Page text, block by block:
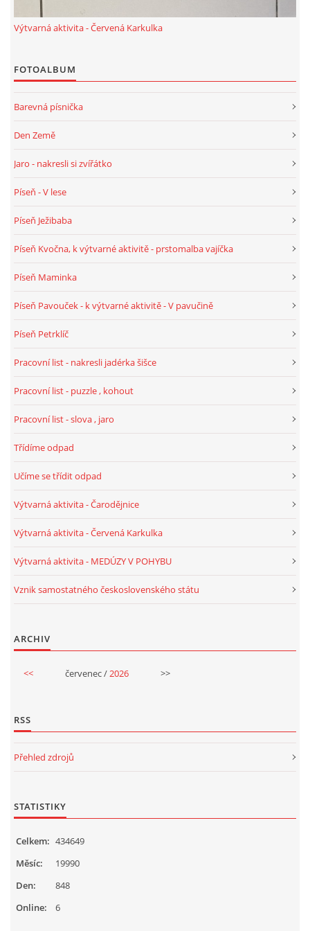
DUŠIČKY
SVATÁ KATEŘINA 25.LISTOPADU
MIKULÁŠ, ČERTI
VELIKONOCE
KREATIVNÍ OVOCNÉ A ZELENINOVÉ MLSÁNÍ
RECENZE NA HRAČKY
VÁNOČNÍ TVOŘENÍ
ŠABLONY
SENZORY PLAY
DOPORUČUJI
PORTFÓLIO DÍTĚTE
MOTIVAČNÍ CITÁTY PRO UČITELE
Výtvarná aktivita - Červená Karkulka
FOTOALBUM
Barevná písnička
Den Země
Jaro - nakresli si zvířátko
Píseň - V lese
Píseň Ježibaba
Píseň Kvočna, k výtvarné aktivitě - prstomalba vajíčka
Píseň Maminka
Píseň Pavouček - k výtvarné aktivitě - V pavučině
Píseň Petrklíč
Pracovní list - nakresli jadérka šišce
Pracovní list - puzzle , kohout
Pracovní list - slova , jaro
Třídíme odpad
Učíme se třídit odpad
Výtvarná aktivita - Čarodějnice
Výtvarná aktivita - Červená Karkulka
Výtvarná aktivita - MEDÚZY V POHYBU
Vznik samostatného československého státu
ARCHIV
<< červenec /2026 >>
RSS
Přehled zdrojů
STATISTIKY
Online: 6
Celkem: 434649
Měsíc:
19990
Den:
848